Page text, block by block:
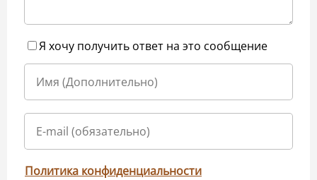
Я хочу получить ответ на это сообщение
Политика конфиденциальности